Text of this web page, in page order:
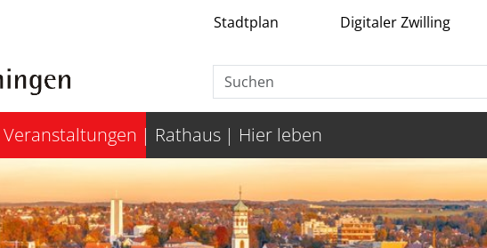
Stadtplan Digitaler Zwilling
Veranstaltungen Rathaus Hier leben